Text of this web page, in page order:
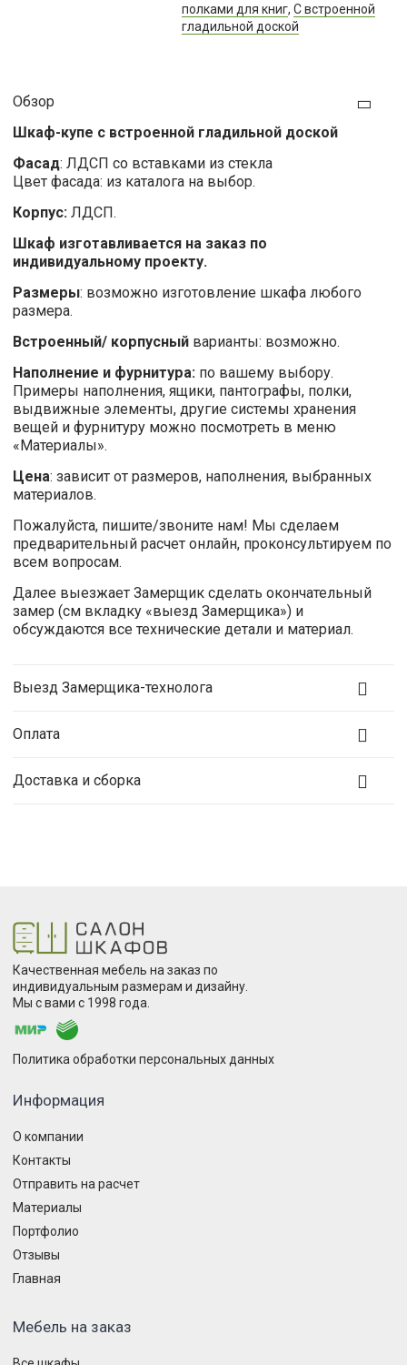
полками для книг, С встроенной
гладильной доской
Обзор
Шкаф-купе с встроенной гладильной доской
Фасад: ЛДСП со вставками из стекла
Цвет фасада: из каталога на выбор.
Корпус: ЛДСП.
Шкаф изготавливается на заказ по
индивидуальному проекту.
Размеры: возможно изготовление шкафа любого
размера.
Встроенный/ корпусный варианты: возможно.
Наполнение и фурнитура: по вашему выбору.
Примеры наполнения, ящики, пантографы, полки,
выдвижные элементы, другие системы хранения
вещей и фурнитуру можно посмотреть в меню
«Материалы».
Цена: зависит от размеров, наполнения, выбранных
материалов.
Пожалуйста, пишите/звоните нам! Мы сделаем
предварительный расчет онлайн, проконсультируем по
всем вопросам.
Далее выезжает Замерщик сделать окончательный
замер (см вкладку «выезд Замерщика») и
обсуждаются все технические детали и материал.
Выезд Замерщика-технолога
Оплата
Доставка и сборка
Качественная мебель на заказ по
индивидуальным размерам и дизайну.
Мы с вами с 1998 года.
Политика обработки персональных данных
Информация
О компании
Контакты
Отправить на расчет
Материалы
Портфолио
Отзывы
Главная
Мебель на заказ